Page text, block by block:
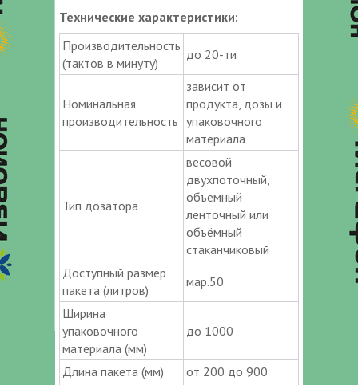
Технические характеристики:
Производительность
(тактов в минуту)
до 20-ти
Номинальная
производительность
зависит от
продукта, дозы и
упаковочного
материала
Тип дозатора
весовой
двухпоточный,
объемный
ленточный или
объёмный
стаканчиковый
Доступный размер
пакета (литров)
мар.50
Ширина
упаковочного
материала (мм)
до 1000
Длина пакета (мм)
от 200 до 900